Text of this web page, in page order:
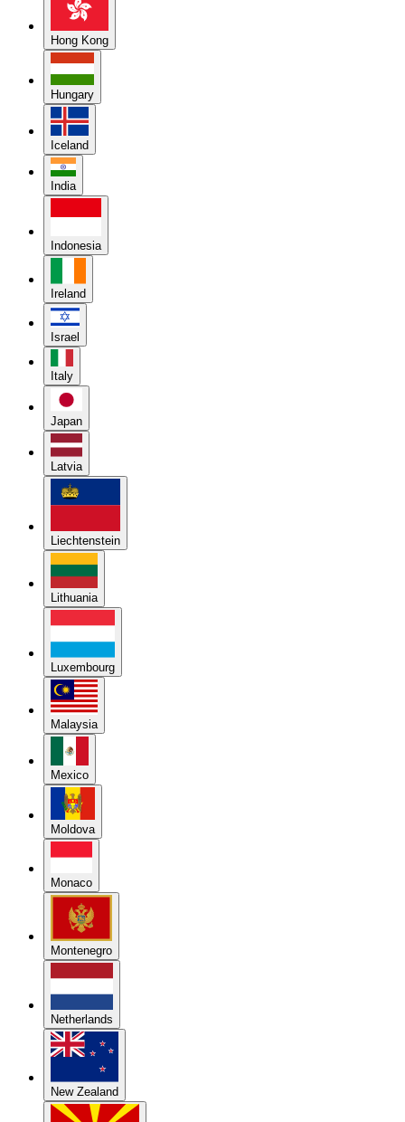
Hong Kong
Hungary
Iceland
India
Indonesia
Ireland
Israel
Italy
Japan
Latvia
Liechtenstein
Lithuania
Luxembourg
Malaysia
Mexico
Moldova
Monaco
Montenegro
Netherlands
New Zealand